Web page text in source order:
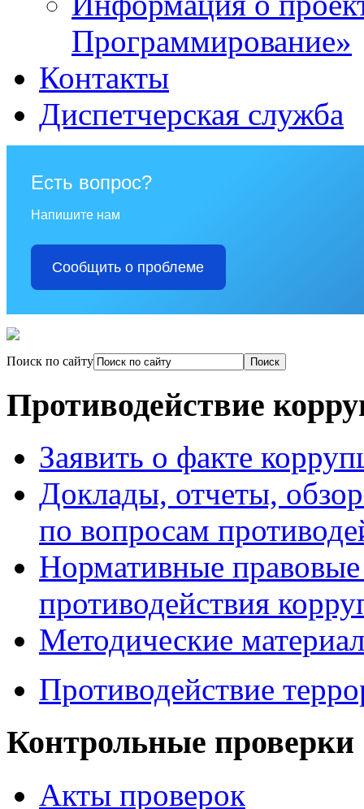
Программирование»
Контакты
Диспетчерская служба
Есть вопрос?
Напишите нам
Сообщить о проблеме
Поиск по сайту
Противодействие
Заявить о факте
Доклады, отчеты,
по вопросам
Нормативные
противодействия
Методические
Противодействие
Контрольные проверки
Акты проверок